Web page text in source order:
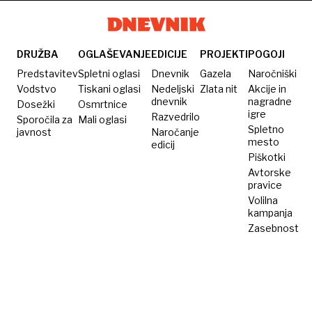
izselitvi
več kot
80.000
ljudi
bo
ohranila
duha
Boruta
Pahorja
40.000
ljudi,
večinoma
mladih
DRUŽBA
Predstavitev
Vodstvo
Dosežki
Sporočila za
javnost
OGLAŠEVANJE
Spletni oglasi
Tiskani oglasi
Osmrtnice
Mali oglasi
EDICIJE
Dnevnik
Nedeljski
dnevnik
Razvedrilo
Naročanje
edicij
PROJEKTI
Gazela
Zlata nit
POGOJI
Naročniški
Akcije in
nagradne
igre
Spletno
mesto
Piškotki
Avtorske
pravice
Volilna
kampanja
Zasebnost